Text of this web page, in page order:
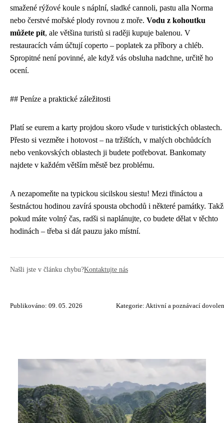
smažené rýžové koule s náplní, sladké cannoli, pastu alla Norma
nebo čerstvé mořské plody rovnou z moře. Vodu z kohoutku
můžete pít, ale většina turistů si raději kupuje balenou. V
restauracích vám účtují coperto – poplatek za příbory a chléb.
Spropitné není povinné, ale když vás obsluha nadchne, určitě ho
ocení.
## Peníze a praktické záležitosti
Platí se eurem a karty projdou skoro všude v turistických oblastech.
Přesto si vezměte i hotovost – na tržištích, v malých obchůdcích
nebo venkovských oblastech ji budete potřebovat. Bankomaty
najdete v každém větším městě bez problému.
A nezapomeňte na typickou sicilskou siestu! Mezi třináctou a
šestnáctou hodinou zavírá spousta obchodů i některé památky.
pokud máte volný čas, radši si naplánujte, co budete dělat v těchto
hodinách – třeba si dát pauzu jako místní.
Našli jste v článku chybu?Kontaktujte nás
Publikováno: 09. 05. 2026 Kategorie: Aktivní a poznávací